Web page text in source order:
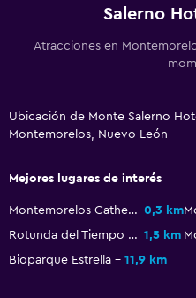
Salerno
Atracciones en
Ubicación de Monte Salerno
Montemorelos, Nuevo León
Mejores lugares de interés
Montemorelos Cathedral 0,3 km
Rotunda del Tiempo Sculpture 1,5 km
Bioparque Estrella
11,9 km